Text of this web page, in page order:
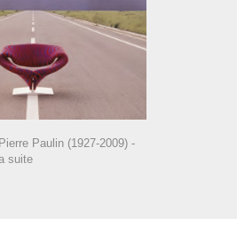
Paulin (1927-2009) -
suite